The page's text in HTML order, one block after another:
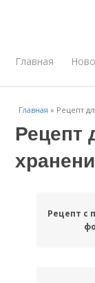
Главная
Главная » Рецепт
Рецепт
Рецепт с